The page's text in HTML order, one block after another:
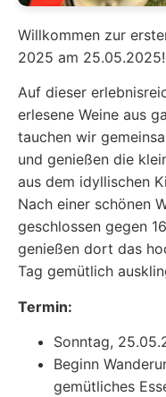
Willkommen zur
2025 am 25.05.2025!
Auf dieser
erlesene Weine aus
tauchen wir
und genießen die
aus dem idyllischen
Nach einer schönen
geschlossen gegen
genießen dort das
Tag gemütlich
Termin:
Sonntag,
Beginn
gemütliches